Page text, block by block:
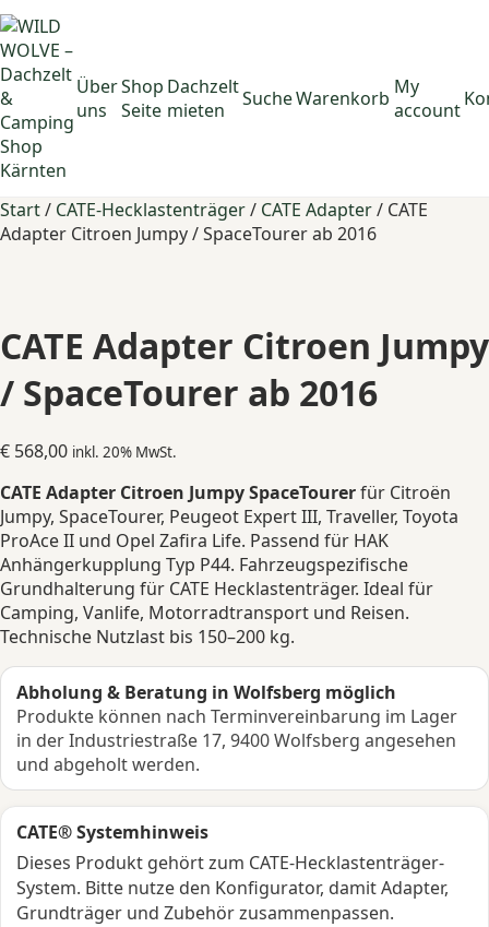
Über
uns
Shop
Seite
Dachzelt
mieten
SucheWarenkorb My
account
Start/ CATE-Hecklastenträger/ CATE Adapter/ CATE
Adapter Citroen Jumpy / SpaceTourer ab 2016
CATE Adapter Citroen Jumpy
/ SpaceTourer ab 2016
€ 568,00 inkl. 20% MwSt.
CATE Adapter Citroen Jumpy SpaceTourerfür Citroën
Jumpy, SpaceTourer, Peugeot Expert III, Traveller, Toyota
ProAce II und Opel Zafira Life. Passend für HAK
Anhängerkupplung Typ P44. Fahrzeugspezifische
Grundhalterung für CATE Hecklastenträger. Ideal für
Camping, Vanlife, Motorradtransport und Reisen.
Technische Nutzlast bis 150–200 kg.
Abholung & Beratung in Wolfsberg möglich
Produkte können nach Terminvereinbarung im Lager
in der Industriestraße 17, 9400 Wolfsberg angesehen
und abgeholt werden.
CATE® Systemhinweis
Dieses Produkt gehört zum CATE-Hecklastenträger-
System. Bitte nutze den Konfigurator, damit Adapter,
Grundträger und Zubehör zusammenpassen.